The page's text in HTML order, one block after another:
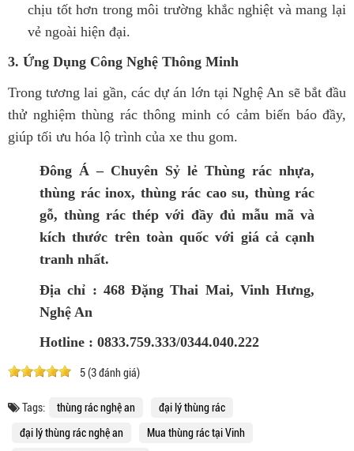
chịu tốt hơn trong môi trường khắc nghiệt và mang lại
vẻ ngoài hiện đại.
3. Ứng Dụng Công Nghệ Thông Minh
Trong tương lai gần, các dự án lớn tại Nghệ An sẽ bắt đầu
thử nghiệm thùng rác thông minh có cảm biến báo đầy,
giúp tối ưu hóa lộ trình của xe thu gom.
Đông Á – Chuyên Sỷ lẻ Thùng rác nhựa,
thùng rác inox, thùng rác cao su, thùng rác
gỗ, thùng rác thép với đầy đủ mẫu mã và
kích thước trên toàn quốc với giá cả cạnh
tranh nhất.
Địa chỉ : 468 Đặng Thai Mai, Vinh Hưng,
Nghệ An
Hotline : 0833.759.333/0344.040.222
5(3đánh giá)
Tags: thùng rác nghệ an
đại lý thùng rác
đại lý thùng rác nghệ an
Mua thùng rác tại Vinh